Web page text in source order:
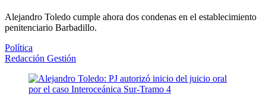
Alejandro Toledo cumple ahora dos condenas en el establecimiento
penitenciario Barbadillo.
Política
Redacción Gestión